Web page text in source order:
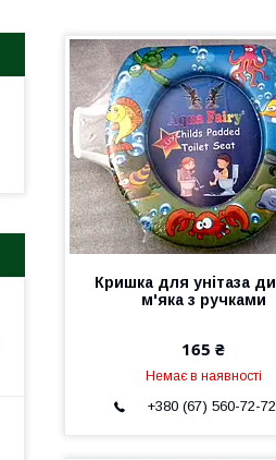
Кришка для унітаза
м'яка з ручками
165 ₴
Немає в наявності
+380 (67) 560-72-72